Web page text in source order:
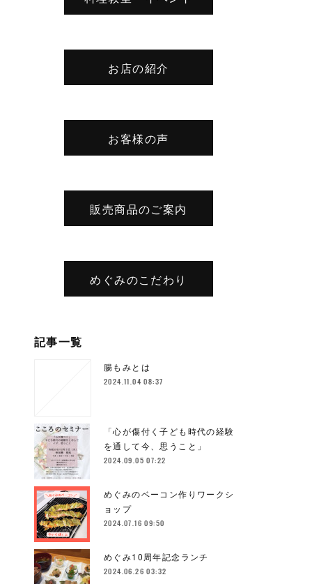
お店の紹介
お客様の声
販売商品のご案内
めぐみのこだわり
記事一覧
腸もみとは
2024.11.04 08:37
「心が傷付く子ども時代の経験
を通して今、思うこと」
2024.09.05 07:22
めぐみのベーコン作りワークシ
ョップ
2024.07.16 09:50
めぐみ10周年記念ランチ
2024.06.26 03:32